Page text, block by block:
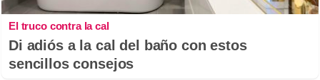
El truco contra la cal
Di adiós a la cal del baño con estos
sencillos consejos